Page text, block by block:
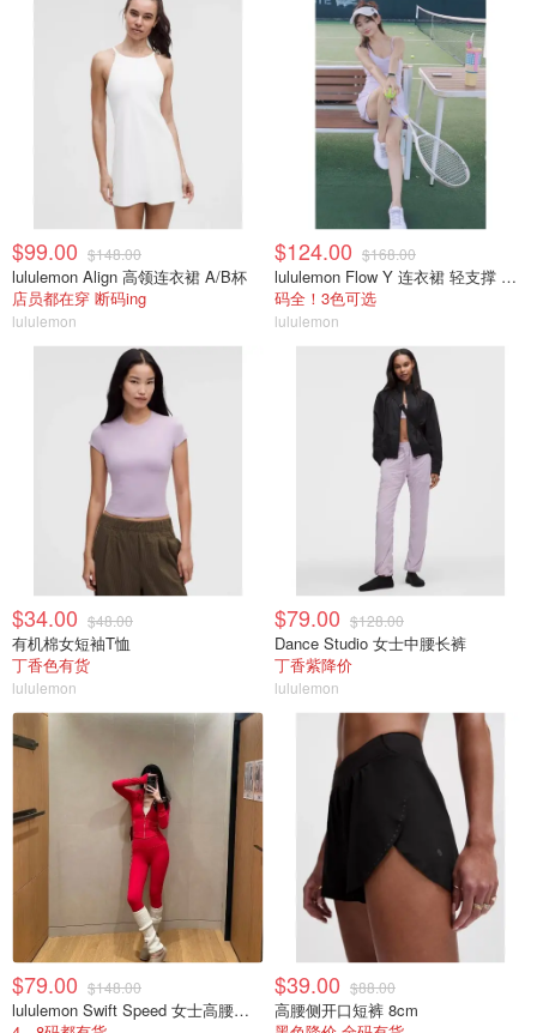
$99.00 $148.00
lululemon Align 高领连衣裙 A/B杯
店员都在穿 断码ing
lululemon
$124.00 $168.00
lululemon Flow Y 连衣裙 轻支撑 B/C杯
码全！3色可选
lululemon
$34.00 $48.00
有机棉女短袖T恤
丁香色有货
lululemon
$79.00 $128.00
Dance Studio 女士中腰长裤
丁香紫降价
lululemon
$79.00 $148.00
lululemon Swift Speed 女士高腰紧身裤
$39.00 $88.00
高腰侧开口短裤 8cm